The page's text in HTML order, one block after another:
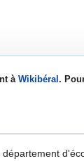
àWikibéral .